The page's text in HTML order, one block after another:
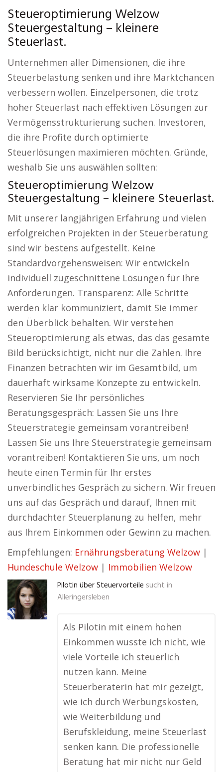
Steueroptimierung Welzow
Steuergestaltung – kleinere
Steuerlast.
Unternehmen aller Dimensionen, die ihre
Steuerbelastung senken und ihre Marktchancen
verbessern wollen. Einzelpersonen, die trotz
hoher Steuerlast nach effektiven Lösungen zur
Vermögensstrukturierung suchen. Investoren,
die ihre Profite durch optimierte
Steuerlösungen maximieren möchten. Gründe,
weshalb Sie uns auswählen sollten:
Steueroptimierung Welzow
Steuergestaltung – kleinere Steuerlast.
Mit unserer langjährigen Erfahrung und vielen
erfolgreichen Projekten in der Steuerberatung
sind wir bestens aufgestellt. Keine
Standardvorgehensweisen: Wir entwickeln
individuell zugeschnittene Lösungen für Ihre
Anforderungen. Transparenz: Alle Schritte
werden klar kommuniziert, damit Sie immer
den Überblick behalten. Wir verstehen
Steueroptimierung als etwas, das das gesamte
Bild berücksichtigt, nicht nur die Zahlen. Ihre
Finanzen betrachten wir im Gesamtbild, um
dauerhaft wirksame Konzepte zu entwickeln.
Reservieren Sie Ihr persönliches
Beratungsgespräch: Lassen Sie uns Ihre
Steuerstrategie gemeinsam vorantreiben!
Lassen Sie uns Ihre Steuerstrategie gemeinsam
vorantreiben! Kontaktieren Sie uns, um noch
heute einen Termin für Ihr erstes
unverbindliches Gespräch zu sichern. Wir freuen
uns auf das Gespräch und darauf, Ihnen mit
durchdachter Steuerplanung zu helfen, mehr
aus Ihrem Einkommen oder Gewinn zu machen.
Empfehlungen: Ernährungsberatung Welzow |
Hundeschule Welzow | Immobilien Welzow
Pilotin über Steuervorteile sucht in
Alleringersleben
Als Pilotin mit einem hohen
Einkommen wusste ich nicht, wie
viele Vorteile ich steuerlich
nutzen kann. Meine
Steuerberaterin hat mir gezeigt,
wie ich durch Werbungskosten,
wie Weiterbildung und
Berufskleidung, meine Steuerlast
senken kann. Die professionelle
Beratung hat mir nicht nur Geld